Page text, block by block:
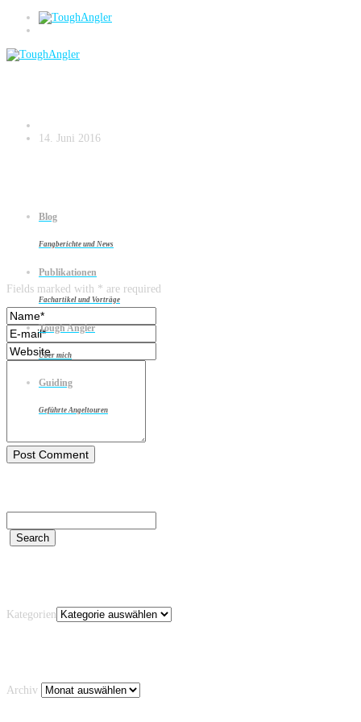
Blog
Fangberichte und News
Publikationen
Fachartikel und Vorträge
Tough Angler
Über mich
Guiding
Geführte Angeltouren
Seiten-aus-
14. Juni 2016
Fields marked with * are required
Kategorien
Archiv